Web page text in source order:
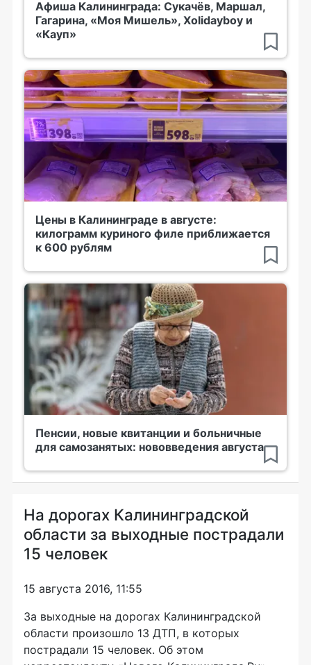
Афиша Калининграда: Сукачёв, Маршал,
Гагарина, «Моя Мишель», Xolidayboy и
«Кауп»
Цены в Калининграде в августе:
килограмм куриного филе приближается
к 600 рублям
Пенсии, новые квитанции и больничные
для самозанятых: нововведения августа
На дорогах Калининградской
области за выходные пострадали
15 человек
15 августа 2016, 11:55
За выходные на дорогах Калининградской
области произошло 13 ДТП, в которых
пострадали 15 человек. Об этом